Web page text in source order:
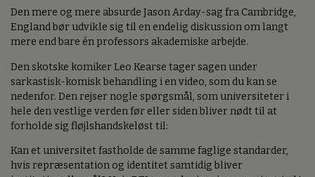
Den mere og mere absurde Jason Arday-sag fra Cambridge,
England bør udvikle sig til en endelig diskussion om langt
mere end bare én professors akademiske arbejde.
Den skotske komiker Leo Kearse tager sagen under
sarkastisk-komisk behandling i en video, som du kan se
nedenfor. Den rejser nogle spørgsmål, som universiteter i
hele den vestlige verden før eller siden bliver nødt til at
forholde sig fløjlshandskeløst til:
Kan et universitet fastholde de samme faglige standarder,
hvis repræsentation og identitet samtidig bliver